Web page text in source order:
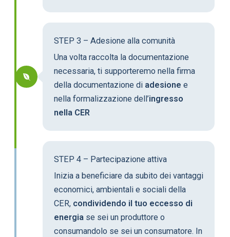
STEP 3 – Adesione alla comunità
Una volta raccolta la documentazione
necessaria, ti supporteremo nella firma
della documentazione di adesione e
nella formalizzazione dell’ingresso
nella CER
STEP 4 – Partecipazione attiva
Inizia a beneficiare da subito dei vantaggi
economici, ambientali e sociali della
CER, condividendo il tuo eccesso di
energia se sei un produttore o
consumandolo se sei un consumatore. In